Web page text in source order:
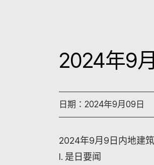
2024年9
日期：2024年9月09日
2024年9月9日内地建
I. 是日要闻